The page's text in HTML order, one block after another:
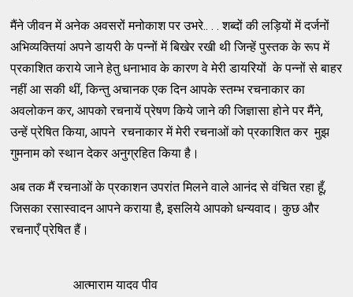
मैंने जीवन में अनेक अवसरों मनोकाश पर उभरे.. . . शब्दों की लड़ियों में दर्जनों
अभिव्यक्तियां अपने डायरी के पन्नों में बिखेर रखी थी जिन्हें पुस्तक के रूप में
प्रकाशित कराये जाने हेतु धनाभाव के कारण वे मेरी डायरियों के पन्नों से बाहर
नहीं आ सकी थीं, किन्तु अचानक एक दिन आपके स्तम्भ रचनाकार का
अवलोकन कर, आपको रचनायें प्रेषण किये जाने की जिज्ञासा होने पर मैंने,
उन्हें प्रेषित किया, आपने रचनाकार में मेरी रचनाओं को प्रकाशित कर मुझ
गुमनाम को स्थान देकर अनुग्रहित किया है।
अब तक मैं रचनाओं के प्रकाशन उपरांत मिलने वाले आनंद से वंचित रहा हूँ,
जिसका रसास्वादन आपने कराया है, इसलिये आपको धन्यवाद। कुछ और
रचनाएँ प्रेषित हैं।
आत्माराम यादव पीव